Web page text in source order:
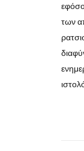
των